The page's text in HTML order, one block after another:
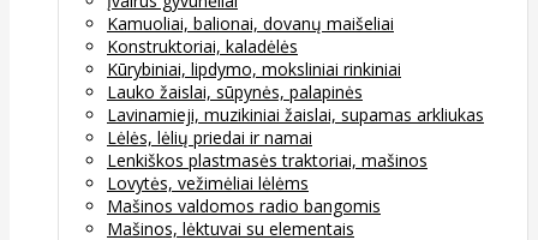
Kamuoliai, balionai, dovanų maišeliai
Konstruktoriai, kaladėlės
Kūrybiniai, lipdymo, moksliniai rinkiniai
Lauko žaislai, sūpynės, palapinės
Lavinamieji, muzikiniai žaislai, supamas arkliukas
Lėlės, lėlių priedai ir namai
Lenkiškos plastmasės traktoriai, mašinos
Lovytės, vežimėliai lėlėms
Mašinos valdomos radio bangomis
Mašinos, lėktuvai su elementais